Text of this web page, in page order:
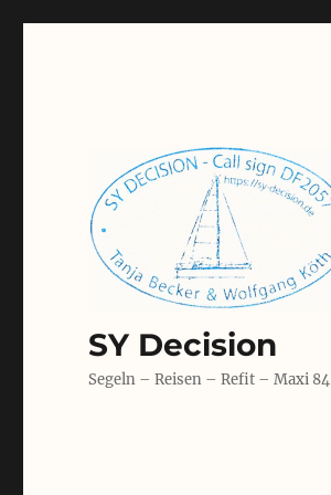
SY Decision
Segeln – Reisen – Refit – Maxi 84